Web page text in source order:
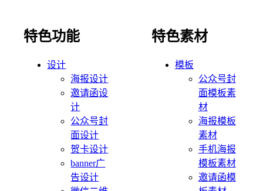
特色功能
设计
海报设计
邀请函设
计
公众号封
面设计
贺卡设计
banner广
告设计
特色素材
模板
公众号封
面模板素
材
海报模板
素材
手机海报
模板素材
邀请函模